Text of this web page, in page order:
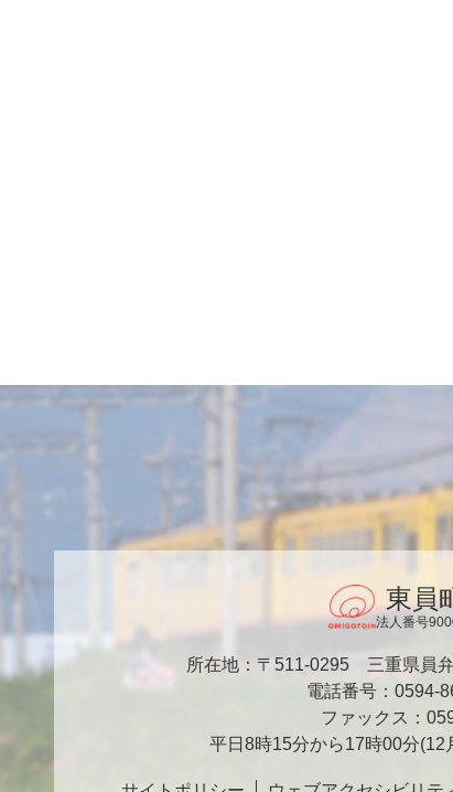
東員
法人番号
所在地：〒511-0295 三重県員
電話番号：0594-
ファックス：
平日8時15分から17時00分(12